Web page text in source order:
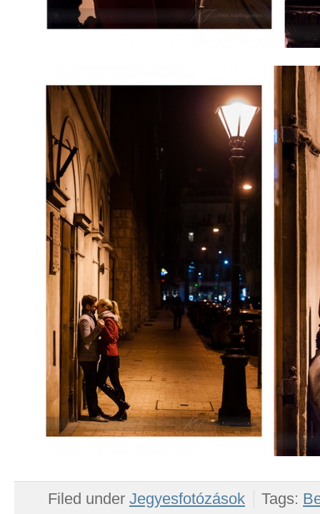
Filed under Jegyesfotózások Tags: